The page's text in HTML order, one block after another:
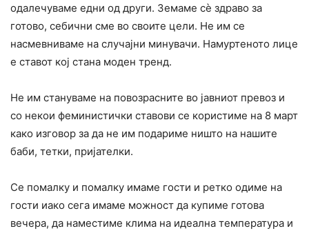
одалечуваме едни од други. Земаме сè здраво за
готово, себични сме во своите цели. Не им се
насмевниваме на случајни минувачи. Намуртеното лице
е ставот кој стана моден тренд.
Не им стануваме на повозрасните во јавниот превоз и
со некои феминистички ставови се користиме на 8 март
како изговор за да не им подариме ништо на нашите
баби, тетки, пријателки.
Се помалку и помалку имаме гости и ретко одиме на
гости иако сега имаме можност да купиме готова
вечера, да наместиме клима на идеална температура и